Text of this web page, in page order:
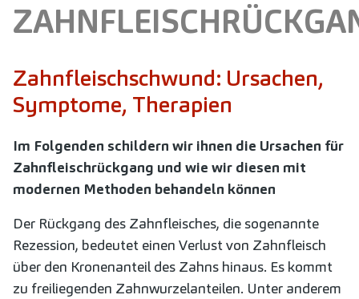
Zahnfleischschwund: Ursachen,
Symptome, Therapien
Im Folgenden schildern wir ihnen die Ursachen für
Zahnfleischrückgang und wie wir diesen mit
modernen Methoden behandeln können
Der Rückgang des Zahnfleisches, die sogenannte
Rezession, bedeutet einen Verlust von Zahnfleisch
über den Kronenanteil des Zahns hinaus. Es kommt
zu freiliegenden Zahnwurzelanteilen. Unter anderem